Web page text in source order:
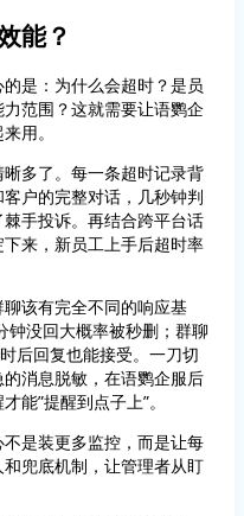
能？
是：为什么会超时？是员
范围？这就需要让语鹦企
用。
多了。每一条超时记录背
户的完整对话，几秒钟判
手投诉。再结合跨平台话
来，新员工上手后超时率
该有完全不同的响应基
钟没回大概率被秒删；群聊
后回复也能接受。一刀切
消息脱敏，在语鹦企服后
能”提醒到点子上”。
是装更多监控，而是让每
兜底机制，让管理者从盯